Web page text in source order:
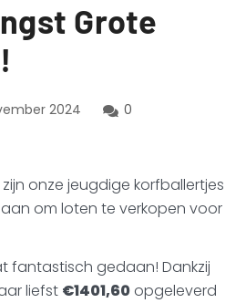
Grote
2024
0
onze jeugdige korfballertjes
om loten te verkopen voor
fantastisch gedaan! Dankzij
liefst €1401,60opgeleverd